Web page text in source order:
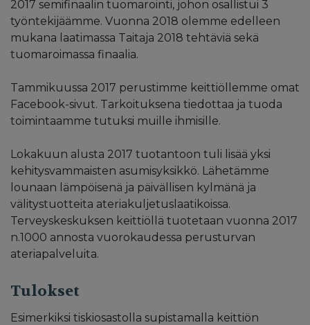
2017 semifinaalin tuomarointi, johon osallistui 3
työntekijäämme. Vuonna 2018 olemme edelleen
mukana laatimassa Taitaja 2018 tehtäviä sekä
tuomaroimassa finaalia.
Tammikuussa 2017 perustimme keittiöllemme omat
Facebook-sivut. Tarkoituksena tiedottaa ja tuoda
toimintaamme tutuksi muille ihmisille.
Lokakuun alusta 2017 tuotantoon tuli lisää yksi
kehitysvammaisten asumisyksikkö. Lähetämme
lounaan lämpöisenä ja päivällisen kylmänä ja
välitystuotteita ateriakuljetuslaatikoissa.
Terveyskeskuksen keittiöllä tuotetaan vuonna 2017
n.1000 annosta vuorokaudessa perusturvan
ateriapalveluita.
Tulokset
Esimerkiksi tiskiosastolla supistamalla keittiön